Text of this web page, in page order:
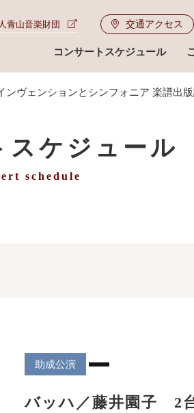
青山音楽財団 交通アクセス
コンサートスケジュール
ヴェンションとシンフォニア 楽譜出版
スケジュール
schedule
助成公演
バッハ／藤井園子 2